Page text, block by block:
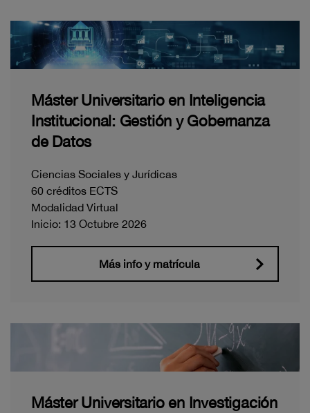
Máster Universitario en Inteligencia
Institucional: Gestión y Gobernanza
de Datos
Ciencias Sociales y Jurídicas
60 créditos ECTS
Modalidad Virtual
Inicio: 13 Octubre 2026
Más info y matrícula
Máster Universitario en Investigación